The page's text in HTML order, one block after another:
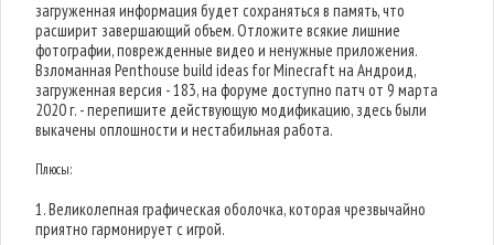
загруженная информация будет сохраняться в память, что
расширит завершающий объем. Отложите всякие лишние
фотографии, поврежденные видео и ненужные приложения.
Взломанная Penthouse build ideas for Minecraft на Андроид,
загруженная версия - 183, на форуме доступно патч от 9 марта
2020 г. - перепишите действующую модификацию, здесь были
выкачены оплошности и нестабильная работа.
Плюсы:
1. Великолепная графическая оболочка, которая чрезвычайно
приятно гармонирует с игрой.